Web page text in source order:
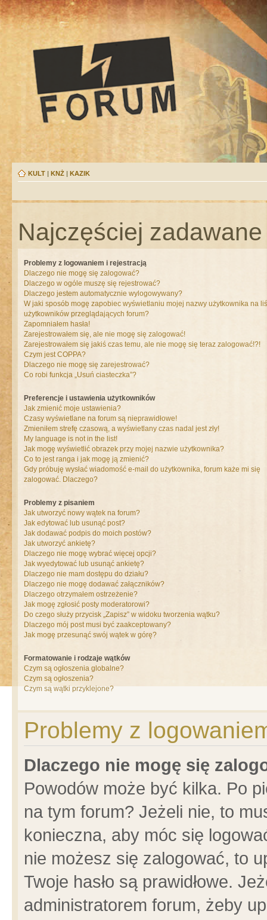
KULT | KNŻ | KAZIK
Najczęściej
Problemy z logowaniem i rejestracją
Dlaczego nie mogę się zalogować?
Dlaczego w ogóle muszę się rejestrować?
Dlaczego jestem automatycznie wylogowywany?
W jaki sposób mogę zapobiec wyświetlaniu mojej nazwy użytkownika na
użytkowników przeglądających forum?
Zapomniałem hasła!
Zarejestrowałem się, ale nie mogę się zalogować!
Zarejestrowałem się jakiś czas temu, ale nie mogę się teraz zalogować!?!
Czym jest COPPA?
Dlaczego nie mogę się zarejestrować?
Co robi funkcja „Usuń ciasteczka”?
Preferencje i ustawienia użytkowników
Jak zmienić moje ustawienia?
Czasy wyświetlane na forum są nieprawidłowe!
Zmieniłem strefę czasową, a wyświetlany czas nadal jest zły!
My language is not in the list!
Jak mogę wyświetlić obrazek przy mojej nazwie użytkownika?
Co to jest ranga i jak mogę ją zmienić?
Gdy próbuję wysłać wiadomość e-mail do użytkownika, forum każe mi się
zalogować. Dlaczego?
Problemy z pisaniem
Jak utworzyć nowy wątek na forum?
Jak edytować lub usunąć post?
Jak dodawać podpis do moich postów?
Jak utworzyć ankietę?
Dlaczego nie mogę wybrać więcej opcji?
Jak wyedytować lub usunąć ankietę?
Dlaczego nie mam dostępu do działu?
Dlaczego nie mogę dodawać załączników?
Dlaczego otrzymałem ostrzeżenie?
Jak mogę zgłosić posty moderatorowi?
Do czego służy przycisk „Zapisz” w widoku tworzenia wątku?
Dlaczego mój post musi być zaakceptowany?
Jak mogę przesunąć swój wątek w górę?
Formatowanie i rodzaje wątków
Czym są ogłoszenia globalne?
Czym są ogłoszenia?
Czym są wątki przyklejone?
Problemy z
Dlaczego nie mogę się
Powodów może być kilka. Po
na tym forum? Jeżeli nie, to
konieczna, aby móc się
nie możesz się zalogować, to
Twoje hasło są prawidłowe.
administratorem forum, żeby